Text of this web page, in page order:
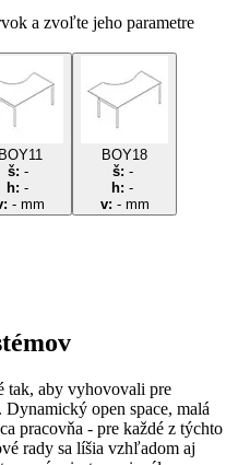
a zvoľte jeho parametre
BOY11
š: -
h: -
-mm
BOY18
š: -
h: -
v: -mm
tak, aby vyhovovali pre
. Dynamický open space, malá
pracovňa - pre každé z týchto
rady sa líšia vzhľadom aj